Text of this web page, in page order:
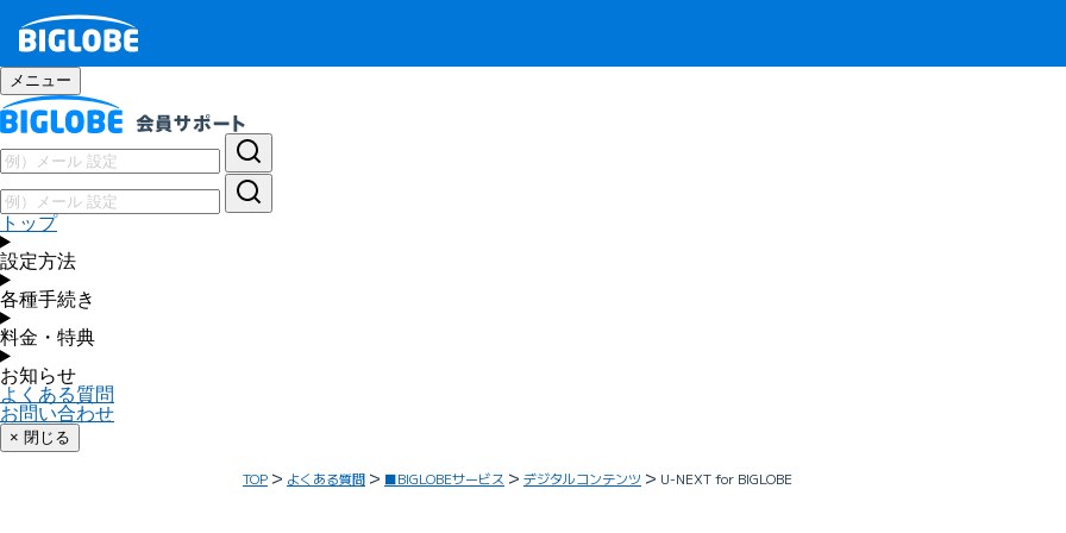
メニュー
トップ
設定方法
各種手続き
料金・特典
お知らせ
よくある質問
お問い合わせ
× 閉じる
TOP よくある質問 ■BIGLOBEサービス デジタルコンテンツ U-NEXT for BIGLOBE